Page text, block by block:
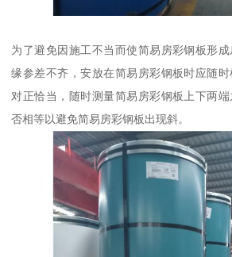
为了避免因施工不当而使简易房彩钢板形
缘参差不齐，安放在简易房彩钢板时应随
对正恰当，随时测量简易房彩钢板上下两
否相等以避免简易房彩钢板出现斜。